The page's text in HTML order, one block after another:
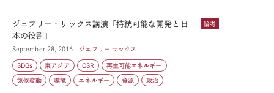
論考
ジェフリー・サックス講演「持続可能な開発と日
本の役割」
September 28, 2016 ジェフリー サックス
SDGs 東アジア CSR 再生可能エネルギー
気候変動 環境 エネルギー 資源 政治